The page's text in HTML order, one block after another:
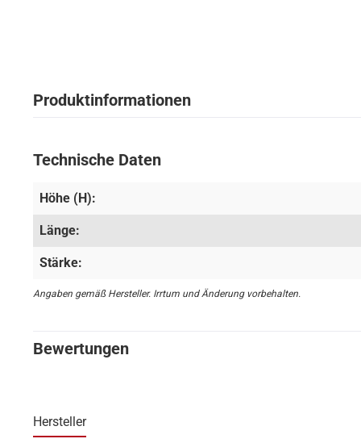
Produktinformationen
Technische Daten
Höhe (H):
Länge:
Stärke:
Angaben gemäß Hersteller. Irrtum und Änderung vorbehalten.
Bewertungen
Hersteller